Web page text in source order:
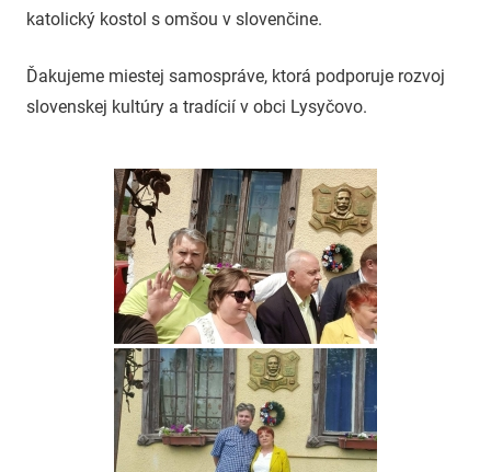
katolický kostol s omšou v slovenčine.
Ďakujeme miestej samospráve, ktorá podporuje rozvoj
slovenskej kultúry a tradícií v obci Lysyčovo.